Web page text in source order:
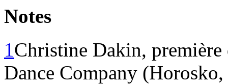
Notes
1Christine Dakin, première
Dance Company